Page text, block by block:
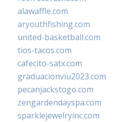
alawaffle.com
aryouthfishing.com
united-basketball.com
tios-tacos.com
cafecito-satx.com
graduacionviu2023.com
pecanjackstogo.com
zengardendayspa.com
sparklejewelryinc.com